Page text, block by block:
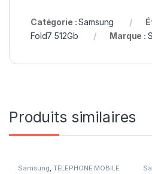
Catégorie :Samsung
Fold7 512Gb
Marque :
Produits similaires
Samsung, TÉLÉPHONE MOBILE